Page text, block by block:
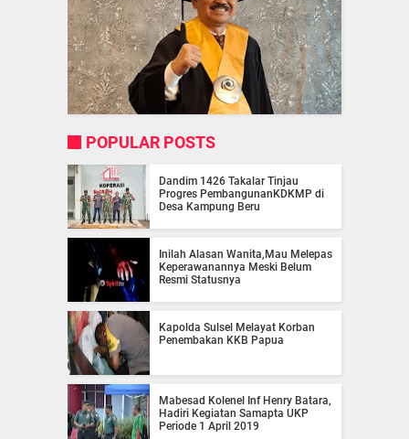
POPULAR POSTS
Dandim 1426 Takalar Tinjau
Progres PembangunanKDKMP di
Desa Kampung Beru
Inilah Alasan Wanita,Mau Melepas
Keperawanannya Meski Belum
Resmi Statusnya
Kapolda Sulsel Melayat Korban
Penembakan KKB Papua
Mabesad Kolenel Inf Henry Batara,
Hadiri Kegiatan Samapta UKP
Periode 1 April 2019